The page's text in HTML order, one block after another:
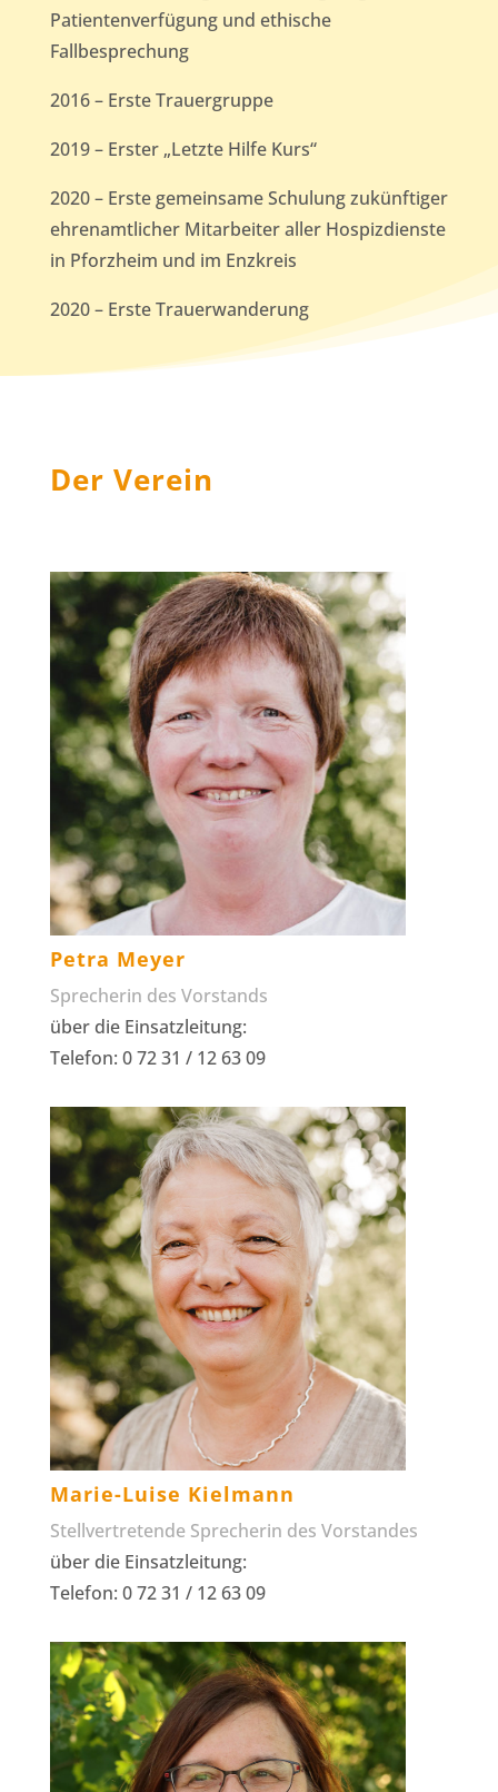
Patientenverfügung und ethische
Fallbesprechung
2016 – Erste Trauergruppe
2019 – Erster „Letzte Hilfe Kurs“
2020 – Erste gemeinsame Schulung zukünftiger
ehrenamtlicher Mitarbeiter aller Hospizdienste
in Pforzheim und im Enzkreis
2020 – Erste Trauerwanderung
Der Verein
Petra Meyer
Sprecherin des Vorstands
über die Einsatzleitung:
Telefon: 0 72 31 / 12 63 09
Marie-Luise Kielmann
Stellvertretende Sprecherin des Vorstandes
über die Einsatzleitung:
Telefon: 0 72 31 / 12 63 09